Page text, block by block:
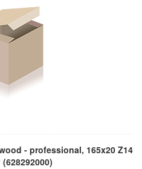
- professional, 165x20 Z14
(628292000)